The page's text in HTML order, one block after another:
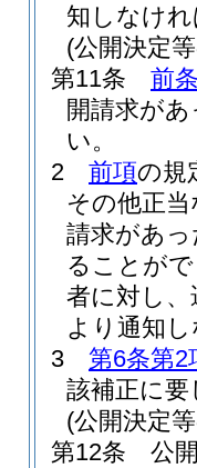
知しなけ
(公開決定
第11条
前
開請求が
い。
2
前項の規
その他正
請求があ
ることが
者に対し
より通知
3
第6条第2
該補正に
(公開決定
第12条
公